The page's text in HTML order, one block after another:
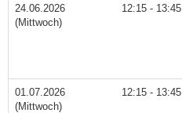
24.06.2026
(Mittwoch)
12:15 - 13:45
01.07.2026
(Mittwoch)
12:15 - 13:45